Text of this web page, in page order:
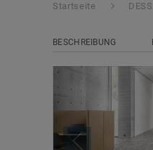
Startseite
BESCHREIBUNG